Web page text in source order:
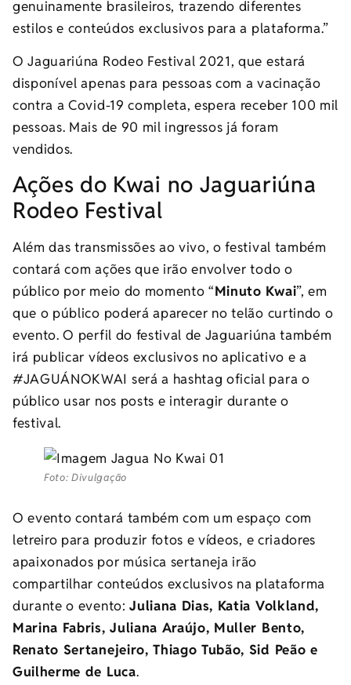
genuinamente brasileiros, trazendo diferentes
estilos e conteúdos exclusivos para a plataforma.”
O Jaguariúna Rodeo Festival 2021, que estará
disponível apenas para pessoas com a vacinação
contra a Covid-19 completa, espera receber 100 mil
pessoas. Mais de 90 mil ingressos já foram
vendidos.
Ações do Kwai no Jaguariúna
Rodeo Festival
Além das transmissões ao vivo, o festival também
contará com ações que irão envolver todo o
público por meio do momento “Minuto Kwai”, em
que o público poderá aparecer no telão curtindo o
evento. O perfil do festival de Jaguariúna também
irá publicar vídeos exclusivos no aplicativo e a
#JAGUÁNOKWAI será a hashtag oficial para o
público usar nos posts e interagir durante o
festival.
Foto: Divulgação
O evento contará também com um espaço com
letreiro para produzir fotos e vídeos, e criadores
apaixonados por música sertaneja irão
compartilhar conteúdos exclusivos na plataforma
durante o evento:Juliana Dias, Katia Volkland,
Marina Fabris, Juliana Araújo, Muller Bento,
Renato Sertanejeiro, Thiago Tubão, Sid Peão e
Guilherme de Luca.